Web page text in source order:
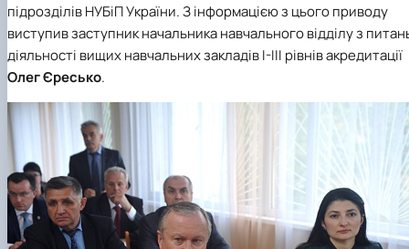
підрозділів НУБіП України. З інформацією з цього приводу
виступив заступник начальника навчального відділу з
діяльності вищих навчальних закладів І-ІІІ рівнів акредитації
Олег Єресько.